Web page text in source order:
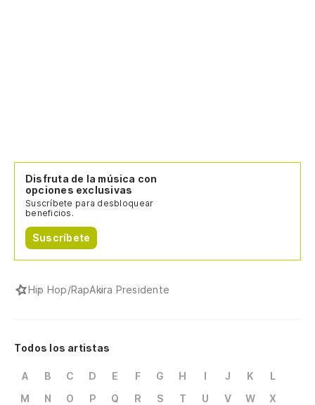
Disfruta de la música con
opciones exclusivas
Suscríbete para desbloquear
beneficios.
Suscríbete
Hip Hop/RapAkira Presidente
Todos los artistas
A B C D E F G H I J K
L
M
N O P Q R S T U V W
X